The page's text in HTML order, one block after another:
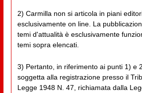
2) Carmilla non si articola in piani
esclusivamente on line. La
temi d'attualità è esclusivamente
temi sopra elencati.
3) Pertanto, in riferimento ai punti 1) e
soggetta alla registrazione presso il
Legge 1948 N. 47, richiamata dalla